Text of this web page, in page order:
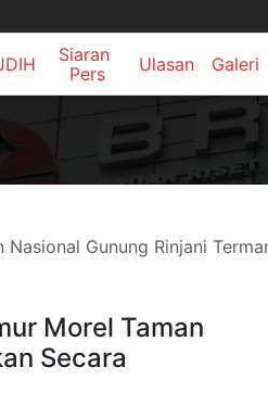
Siaran
Pers
Ulasan Galeri
Gunung Rinjani
Morel Taman
Secara